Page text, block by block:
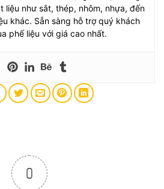
liệu như sắt, thép, nhôm, nhựa, đến
khác. Sẵn sàng hỗ trợ quý khách
phế liệu với giá cao nhất.
0